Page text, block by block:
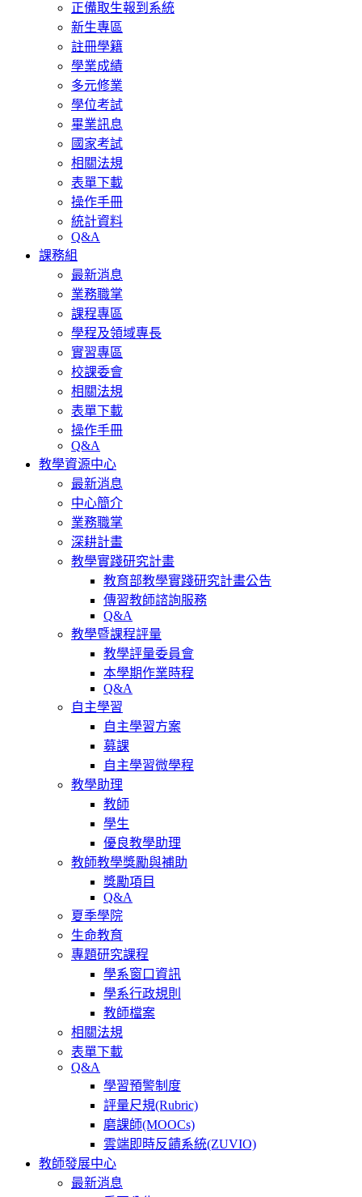
正備取生報到系統
新生專區
註冊學籍
學業成績
多元修業
學位考試
畢業訊息
國家考試
相關法規
表單下載
操作手冊
統計資料
Q&A
課務組
最新消息
業務職掌
課程專區
學程及領域專長
實習專區
校課委會
相關法規
表單下載
操作手冊
Q&A
教學資源中心
最新消息
中心簡介
業務職掌
深耕計畫
教學實踐研究計畫
教育部教學實踐研究計畫公告
傳習教師諮詢服務
Q&A
教學暨課程評量
教學評量委員會
本學期作業時程
Q&A
自主學習
自主學習方案
募課
自主學習微學程
教學助理
教師
學生
優良教學助理
教師教學獎勵與補助
獎勵項目
Q&A
夏季學院
生命教育
專題研究課程
學系窗口資訊
學系行政規則
教師檔案
相關法規
表單下載
Q&A
學習預警制度
評量尺規(Rubric)
磨課師(MOOCs)
雲端即時反饋系統(ZUVIO)
教師發展中心
最新消息